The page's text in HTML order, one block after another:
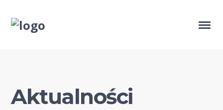
Aktualności